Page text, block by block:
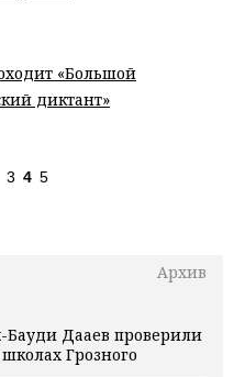
Архив
Дааев проверили
Грозного
«Большой
диктант»
3 4 5